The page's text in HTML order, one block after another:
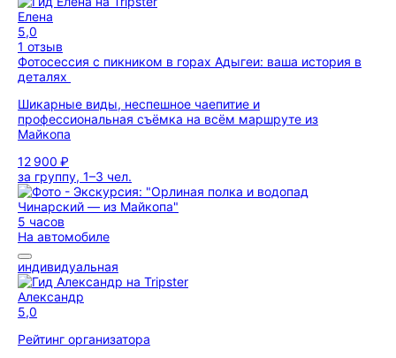
Елена
5,0
1 отзыв
Фотосессия с пикником в горах Адыгеи: ваша история в
деталях
Шикарные виды, неспешное чаепитие и
профессиональная съёмка на всём маршруте из
Майкопа
12 900 ₽
за группу, 1–3 чел.
5 часов
На автомобиле
индивидуальная
Александр
5,0
Рейтинг организатора